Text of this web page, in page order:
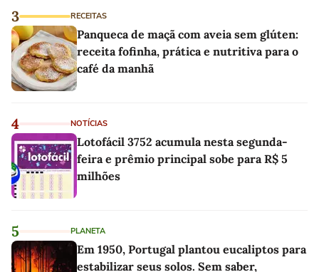
3 RECEITAS
Panqueca de maçã com aveia sem glúten:
receita fofinha, prática e nutritiva para o
café da manhã
4 NOTÍCIAS
Lotofácil 3752 acumula nesta segunda-
feira e prêmio principal sobe para R$ 5
milhões
5 PLANETA
Em 1950, Portugal plantou eucaliptos para
estabilizar seus solos. Sem saber,